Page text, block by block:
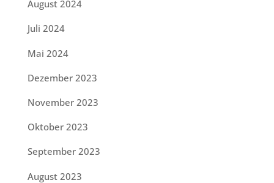
August 2024
Juli 2024
Mai 2024
Dezember 2023
November 2023
Oktober 2023
September 2023
August 2023